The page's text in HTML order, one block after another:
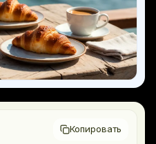
Копировать